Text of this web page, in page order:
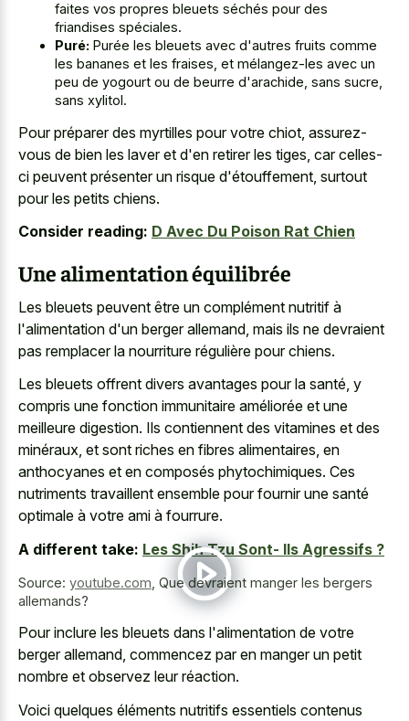
faites vos propres bleuets séchés pour des
friandises spéciales.
Puré: Purée les bleuets avec d'autres fruits comme
les bananes et les fraises, et mélangez-les avec un
peu de yogourt ou de beurre d'arachide, sans sucre,
sans xylitol.
Pour préparer des myrtilles pour votre chiot, assurez-
vous de bien les laver et d'en retirer les tiges, car celles-
ci peuvent présenter un risque d'étouffement, surtout
pour les petits chiens.
Consider reading: D Avec Du Poison Rat Chien
Une alimentation équilibrée
Les bleuets peuvent être un complément nutritif à
l'alimentation d'un berger allemand, mais ils ne devraient
pas remplacer la nourriture régulière pour chiens.
Les bleuets offrent divers avantages pour la santé, y
compris une fonction immunitaire améliorée et une
meilleure digestion. Ils contiennent des vitamines et des
minéraux, et sont riches en fibres alimentaires, en
anthocyanes et en composés phytochimiques. Ces
nutriments travaillent ensemble pour fournir une santé
optimale à votre ami à fourrure.
A different take: Les Shih Tzu Sont- Ils Agressifs ?
Source: youtube.com Que devraient manger les bergers
allemands?
Pour inclure les bleuets dans l'alimentation de votre
berger allemand, commencez par en manger un petit
nombre et observez leur réaction.
Voici quelques éléments nutritifs essentiels contenus